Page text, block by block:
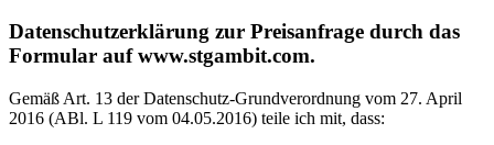
Datenschutzerklärung zur Preisanfrage durch das
Formular auf www.stgambit.com.
Gemäß Art. 13 der Datenschutz-Grundverordnung vom 27. April
2016 (ABl. L 119 vom 04.05.2016) teile ich mit, dass: